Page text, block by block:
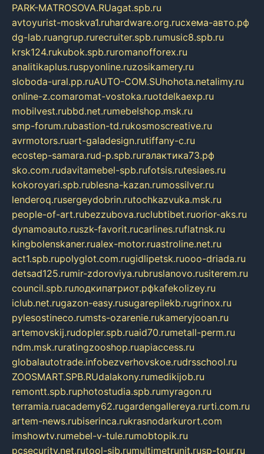
PARK-MATROSOVA.RUagat.spb.ru
avtoyurist-moskva1.ruhardware.org.ruсхема-авто.рф
dg-lab.ruangrup.rurecruiter.spb.rumusic8.spb.ru
krsk124.rukubok.spb.ruromanofforex.ru
analitikaplus.ruspyonline.ruzosikamery.ru
sloboda-ural.pp.ruAUTO-COM.SUhohota.netalimy.ru
online-z.comaromat-vostoka.ruotdelkaexp.ru
mobilvest.rubbd.net.rumebelshop.msk.ru
smp-forum.rubastion-td.rukosmoscreative.ru
avrmotors.ruart-galadesign.rutiffany-c.ru
ecostep-samara.rud-p.spb.ruгалактика73.рф
sko.com.rudavitamebel-spb.rufotsis.rutesiaes.ru
kokoroyari.spb.rublesna-kazan.rumossilver.ru
lenderoq.rusergeydobrin.rutochkazvuka.msk.ru
people-of-art.rubezzubova.ruclubtibet.ruorior-aks.ru
dynamoauto.ruszk-favorit.rucarlines.ruflatnsk.ru
kingbolenskaner.rualex-motor.ruastroline.net.ru
act1.spb.rupolyglot.com.rugidlipetsk.ruooo-driada.ru
detsad125.rumir-zdoroviya.rubruslanovo.rusiterem.ru
council.spb.ruлодкипатриот.рфkafekolizey.ru
iclub.net.rugazon-easy.rusugarepilekb.rugrinox.ru
pylesostineco.rumsts-ozarenie.rukameryjooan.ru
artemovskij.rudopler.spb.ruaid70.rumetall-perm.ru
ndm.msk.ruratingzooshop.ruapiaccess.ru
globalautotrade.infobezverhovskoe.rudrsschool.ru
ZOOSMART.SPB.RUdalakony.rumedikijob.ru
remontt.spb.ruphotostudia.spb.rumyragon.ru
terramia.ruacademy62.rugardengallereya.rurti.com.ru
artem-news.rubiserinca.rukrasnodarkurort.com
imshowtv.rumebel-v-tule.rumobtopik.ru
pcsecurity.net.rutool-sib.rumultimetrunit.rusp-tour.ru